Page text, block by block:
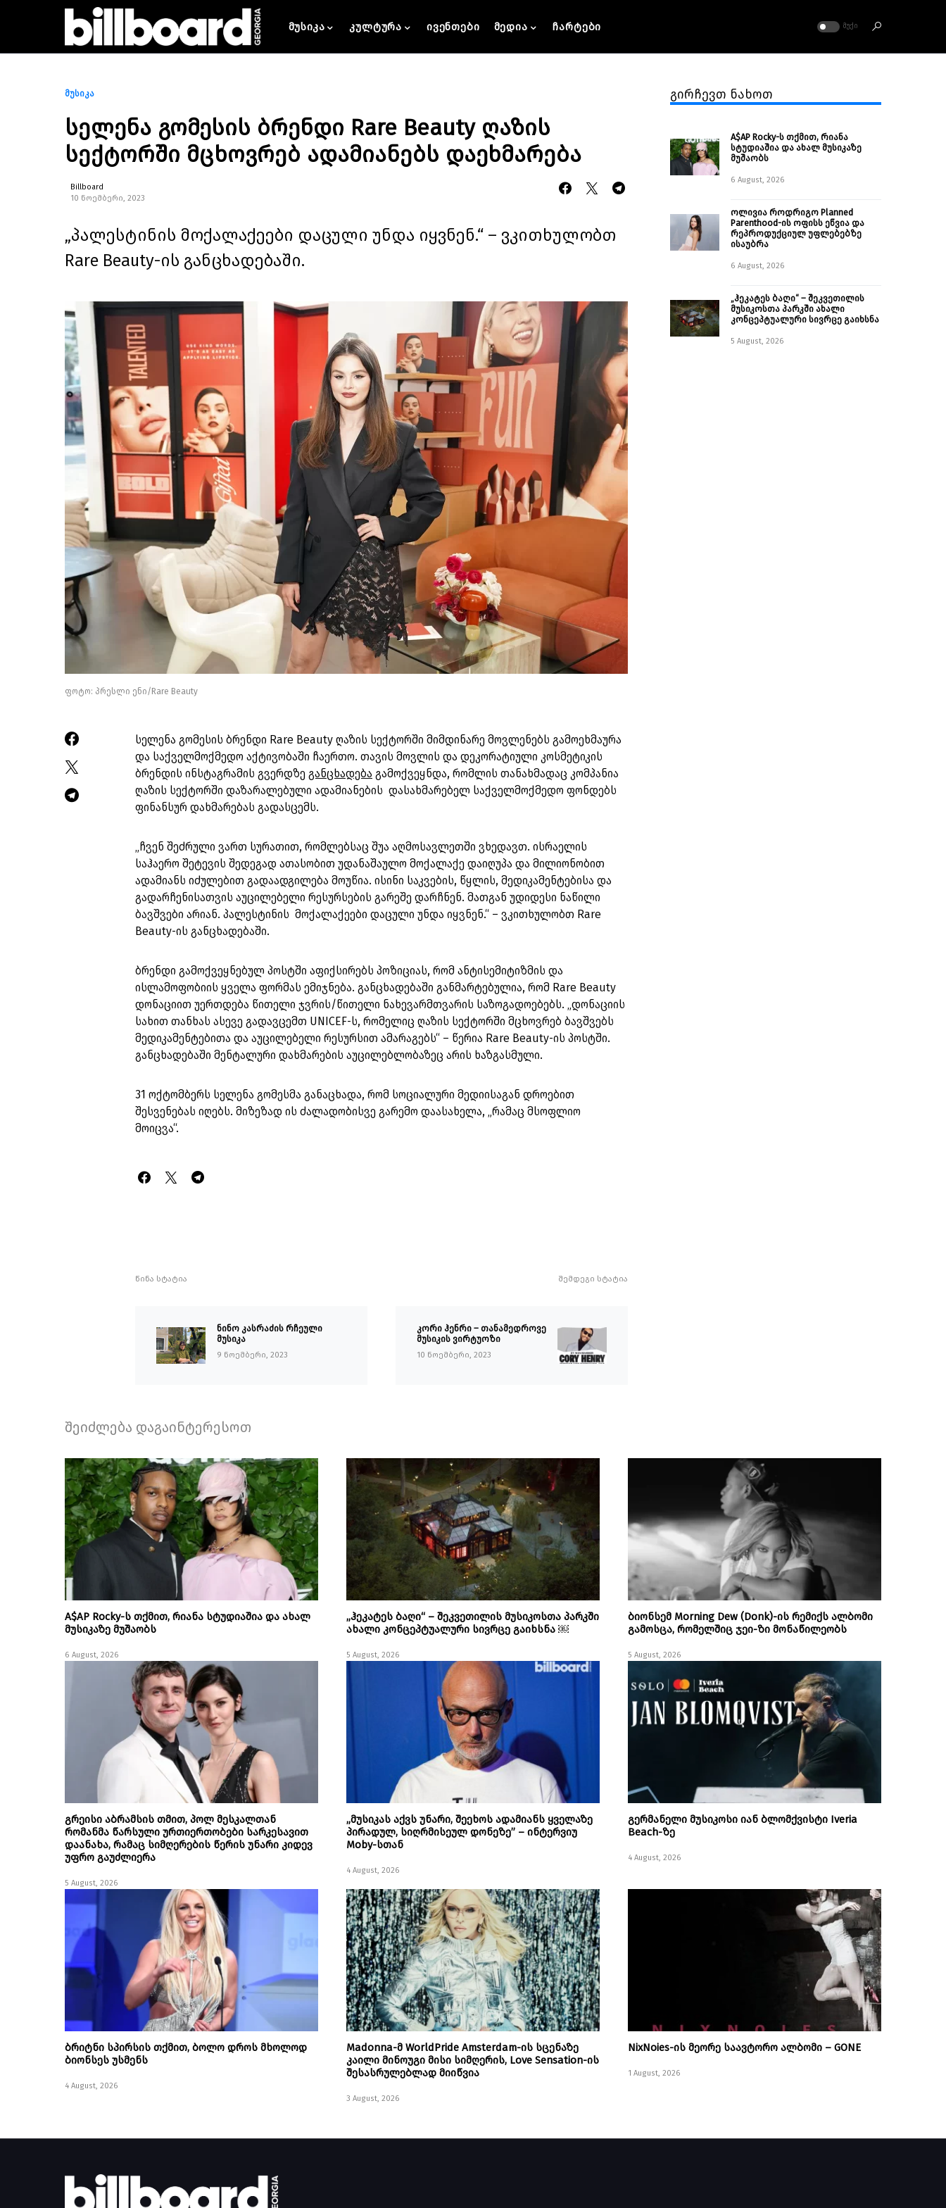
მუსიკა კულტურა ივენთები მედია ჩარტები ᲛᲣᲥᲘ
მუსიკა
სელენა გომესის ბრენდი Rare Beauty ღაზის
სექტორში მცხოვრებ ადამიანებს დაეხმარება
Billboard
10 ნოემბერი, 2023
„პალესტინის მოქალაქეები დაცული უნდა იყვნენ.“ – ვკითხულობთ
Rare Beauty-ის განცხადებაში.
ფოტო: პრესლი ენი/Rare Beauty
სელენა გომესის ბრენდი Rare Beauty ღაზის სექტორში მიმდინარე მოვლენებს გამოეხმაურა
და საქველმოქმედო აქტივობაში ჩაერთო. თავის მოვლის და დეკორატიული კოსმეტიკის
ბრენდის ინსტაგრამის გვერდზე განცხადება გამოქვეყნდა, რომლის თანახმადაც კომპანია
ღაზის სექტორში დაზარალებული ადამიანების დასახმარებელ საქველმოქმედო ფონდებს
ფინანსურ დახმარებას გადასცემს.
„ჩვენ შეძრული ვართ სურათით, რომლებსაც შუა აღმოსავლეთში ვხედავთ. ისრაელის
საჰაერო შეტევის შედეგად ათასობით უდანაშაულო მოქალაქე დაიღუპა და მილიონობით
ადამიანს იძულებით გადაადგილება მოუწია. ისინი საკვების, წყლის, მედიკამენტებისა და
გადარჩენისათვის აუცილებელი რესურსების გარეშე დარჩნენ. მათგან უდიდესი ნაწილი
ბავშვები არიან. პალესტინის მოქალაქეები დაცული უნდა იყვნენ.“ – ვკითხულობთ Rare
Beauty-ის განცხადებაში.
ბრენდი გამოქვეყნებულ პოსტში აფიქსირებს პოზიციას, რომ ანტისემიტიზმის და
ისლამოფობიის ყველა ფორმას ემიჯნება. განცხადებაში განმარტებულია, რომ Rare Beauty
დონაციით უერთდება წითელი ჯვრის/წითელი ნახევარმთვარის საზოგადოებებს. „დონაციის
სახით თანხას ასევე გადავცემთ UNICEF-ს, რომელიც ღაზის სექტორში მცხოვრებ ბავშვებს
მედიკამენტებითა და აუცილებელი რესურსით ამარაგებს“ – წერია Rare Beauty-ის პოსტში.
განცხადებაში მენტალური დახმარების აუცილებლობაზეც არის ხაზგასმული.
31 ოქტომბერს სელენა გომესმა განაცხადა, რომ სოციალური მედიისაგან დროებით
შესვენებას იღებს. მიზეზად ის ძალადობისვე გარემო დაასახელა, „რამაც მსოფლიო
მოიცვა“.
წინა სტატია
ნინო კასრაძის რჩეული
მუსიკა
9 ნოემბერი, 2023
შემდეგი სტატია
კორი ჰენრი – თანამედროვე
მუსიკის ვირტუოზი
10 ნოემბერი, 2023
გირჩევთ ნახოთ
A$AP Rocky-ს თქმით, რიანა
სტუდიაშია და ახალ მუსიკაზე
მუშაობს
6 August, 2026
ოლივია როდრიგო Planned
Parenthood-ის ოფისს ეწვია და
რეპროდუქციულ უფლებებზე
ისაუბრა
6 August, 2026
„ჰეკატეს ბაღი“ – შეკვეთილის
მუსიკოსთა პარკში ახალი
კონცეპტუალური სივრცე გაიხსნა ￼
5 August, 2026
შეიძლება დაგაინტერესოთ
A$AP Rocky-ს თქმით, რიანა სტუდიაშია და ახალ
მუსიკაზე მუშაობს
6 August, 2026
„ჰეკატეს ბაღი“ – შეკვეთილის მუსიკოსთა პარკში
ახალი კონცეპტუალური სივრცე გაიხსნა ￼
5 August, 2026
ბიონსემ Morning Dew (Donk)-ის რემიქს ალბომი
გამოსცა, რომელშიც ჯეი-ზი მონაწილეობს
5 August, 2026
გრეისი აბრამსის თმით, პოლ მესკალთან
რომანმა წარსული ურთიერთობები სარკესავით
დაანახა, რამაც სიმღერების წერის უნარი კიდევ
უფრო გაუძლიერა
5 August, 2026
„მუსიკას აქვს უნარი, შეეხოს ადამიანს ყველაზე
პირადულ, სიღრმისეულ დონეზე” – ინტერვიუ
Moby-სთან
4 August, 2026
გერმანელი მუსიკოსი იან ბლომქვისტი Iveria
Beach-ზე
4 August, 2026
ბრიტნი სპირსის თქმით, ბოლო დროს მხოლოდ
ბიონსეს უსმენს
4 August, 2026
Madonna-მ WorldPride Amsterdam-ის სცენაზე
კაილი მინოუგი მისი სიმღერის, Love Sensation-ის
შესასრულებლად მიიწვია
3 August, 2026
NixNoies-ის მეორე საავტორო ალბომი – GONE
1 August, 2026